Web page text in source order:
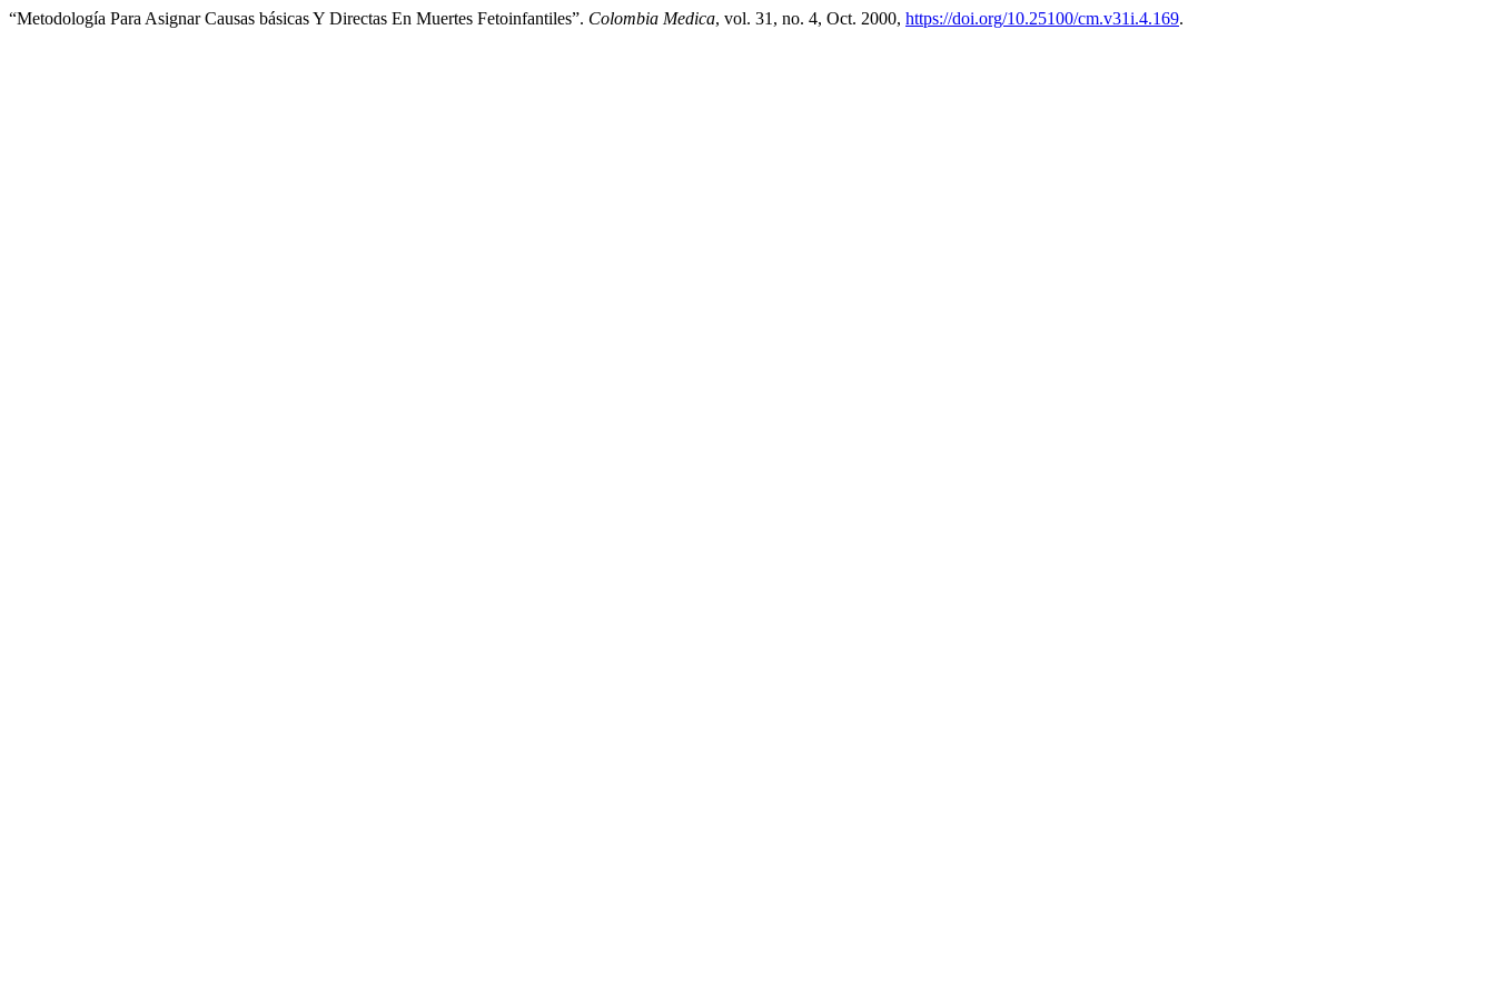
“Metodología Para Asignar Causas básicas Y Directas En Muertes Fetoinfantiles”. Colombia Medica, vol. 31, no. 4, Oct. 2000, https://doi.org/10.25100/cm.v31i.4.169.